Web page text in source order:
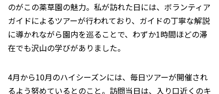
のがこの薬草園の魅力。私が訪れた日には、 ボランティア
ガイドによるツアーが行われており、ガイドの丁寧な解説
に導かれながら園内を巡ることで、わずか1時間ほどの滞
在でも沢山の学びがありました。
4月から10月のハイシーズンには、 毎日ツアーが開催され
るよう努めている とのこと。訪問当日は、入り口近くのキ